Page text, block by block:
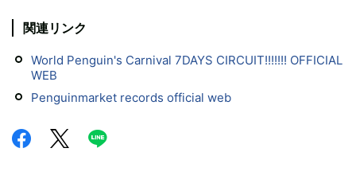
関連リンク
World Penguin's Carnival 7DAYS CIRCUIT!!!!!!! OFFICIAL
WEB
Penguinmarket records official web